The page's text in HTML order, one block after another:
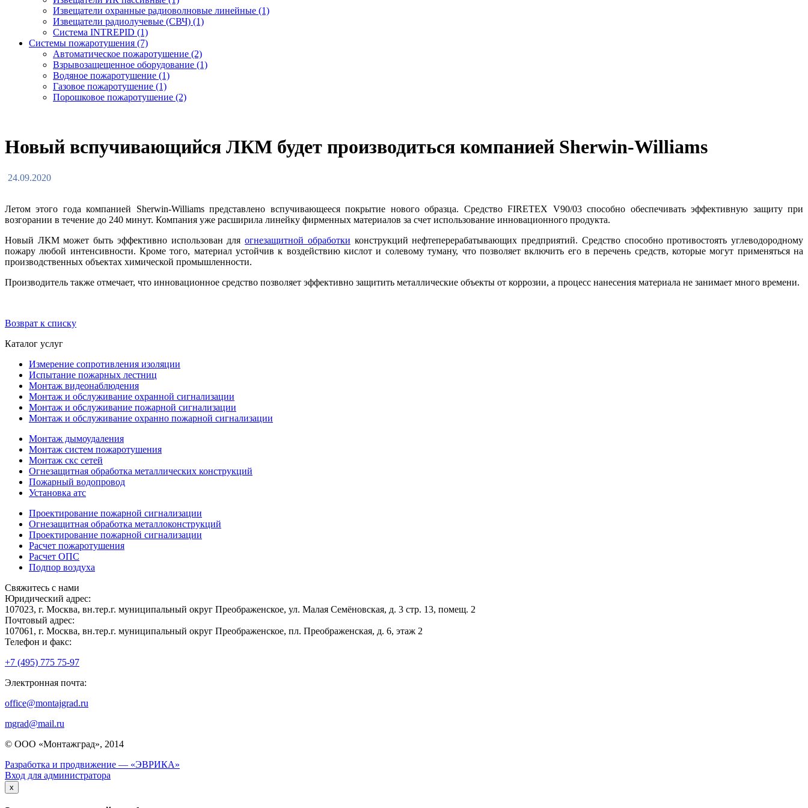
Извещатели охранные радиоволновые линейные (1)
Извещатели радиолучевые (СВЧ) (1)
Система INTREPID (1)
Системы пожаротушения (7)
Автоматическое пожаротушение (2)
Взрывозащещенное оборудование (1)
Водяное пожаротушение (1)
Газовое пожаротушение (1)
Порошковое пожаротушение (2)
Новый вспучивающийся ЛКМ будет производиться компанией Sherwin-Williams
24.09.2020
Летом этого года компанией Sherwin-Williams представлено вспучивающееся покрытие нового образца. Средство FIRETEX V90/03 способно обеспечивать эффективную защиту при
возгорании в течение до 240 минут. Компания уже расширила линейку фирменных материалов за счет использование инновационного продукта.
Новый ЛКМ может быть эффективно использован дляогнезащитной обработки конструкций нефтеперерабатывающих предприятий. Средство способно противостоять углеводородному
пожару любой интенсивности. Кроме того, материал устойчив к воздействию кислот и солевому туману, что позволяет включить его в перечень средств, которые могут применяться на
производственных объектах химической промышленности.
Производитель также отмечает, что инновационное средство позволяет эффективно защитить металлические объекты от коррозии, а процесс нанесения материала не занимает много времени.
Возврат к списку
Каталог услуг
Измерение сопротивления изоляции
Испытание пожарных лестниц
Монтаж видеонаблюдения
Монтаж и обслуживание охранной сигнализации
Монтаж и обслуживание пожарной сигнализации
Монтаж и обслуживание охранно пожарной сигнализации
Монтаж дымоудаления
Монтаж систем пожаротушения
Монтаж скс сетей
Огнезащитная обработка металлических конструкций
Пожарный водопровод
Установка атс
Проектирование пожарной сигнализации
Огнезащитная обработка металлоконструкций
Проектирование пожарной сигнализации
Расчет пожаротушения
Расчет ОПС
Подпор воздуха
Свяжитесь с нами
Юридический адрес:
107023, г. Москва, вн.тер.г. муниципальный округ Преображенское, ул. Малая Семёновская, д. 3 стр. 13, помещ. 2
Почтовый адрес:
107061, г. Москва, вн.тер.г. муниципальный округ Преображенское, пл. Преображенская, д. 6, этаж 2
Телефон и факс:
+7 (495) 775 75-97
Электронная почта:
office@montajgrad.ru
mgrad@mail.ru
© ООО «Монтажград», 2014
Разработка и продвижение — «ЭВРИКА»
Вход для администратора
x